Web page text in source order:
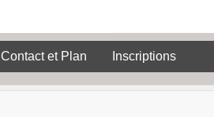
Contact et Plan Inscriptions